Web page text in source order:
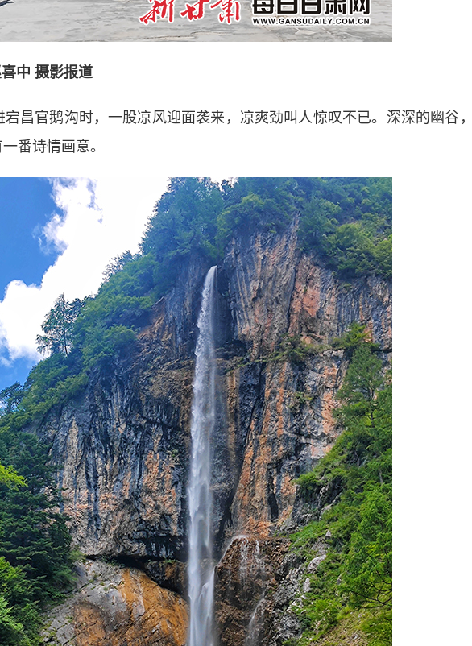
中 摄影报道
官鹅沟时，一股凉风迎面袭来，凉爽劲叫人惊叹不已。深深的幽谷
番诗情画意。